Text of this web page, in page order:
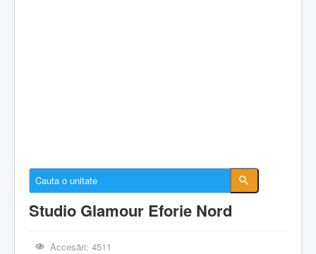
Anunturi imobiliare
Studio Glamour Eforie Nord
Accesări: 4511